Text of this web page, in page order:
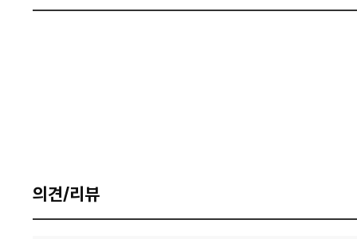
의견/리뷰